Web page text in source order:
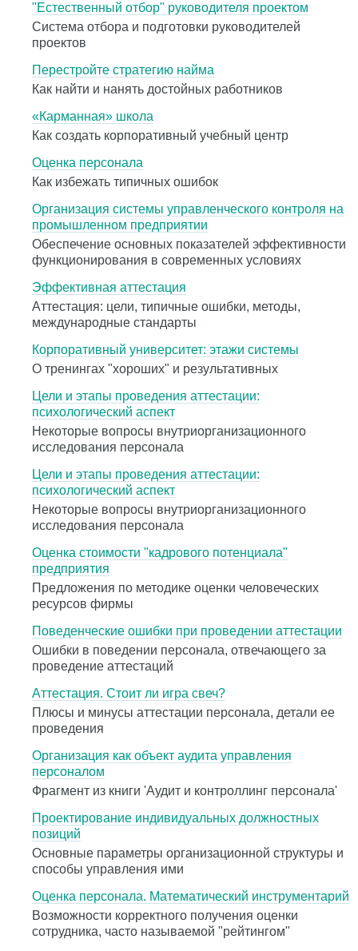
"Естественный отбор" руководителя проектом
Система отбора и подготовки руководителей
проектов
Перестройте стратегию найма
Как найти и нанять достойных работников
«Карманная» школа
Как создать корпоративный учебный центр
Оценка персонала
Как избежать типичных ошибок
Организация системы управленческого контроля на
промышленном предприятии
Обеспечение основных показателей эффективности
функционирования в современных условиях
Эффективная аттестация
Аттестация: цели, типичные ошибки, методы,
международные стандарты
Корпоративный университет: этажи системы
О тренингах "хороших" и результативных
Цели и этапы проведения аттестации:
психологический аспект
Некоторые вопросы внутриорганизационного
исследования персонала
Цели и этапы проведения аттестации:
психологический аспект
Некоторые вопросы внутриорганизационного
исследования персонала
Оценка стоимости "кадрового потенциала"
предприятия
Предложения по методике оценки человеческих
ресурсов фирмы
Поведенческие ошибки при проведении аттестации
Ошибки в поведении персонала, отвечающего за
проведение аттестаций
Аттестация. Стоит ли игра свеч?
Плюсы и минусы аттестации персонала, детали ее
проведения
Организация как объект аудита управления
персоналом
Фрагмент из книги 'Аудит и контроллинг персонала'
Проектирование индивидуальных должностных
позиций
Основные параметры организационной структуры и
способы управления ими
Оценка персонала. Математический инструментарий
Возможности корректного получения оценки
сотрудника, часто называемой "рейтингом"